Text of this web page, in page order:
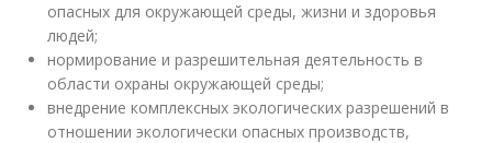
опасных для окружающей среды, жизни и здоровья
людей;
нормирование и разрешительная деятельность в
области охраны окружающей среды;
внедрение комплексных экологических разрешений в
отношении экологически опасных производств,